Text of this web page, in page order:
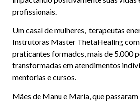
profissionais.
Um casal de mulheres, terapeutas
Instrutoras Master ThetaHealing com
praticantes formados, mais de 5.000
transformadas em atendimentos
mentorias e cursos.
Mães de Manu e Maria, que